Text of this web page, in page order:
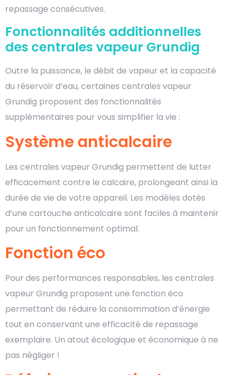
repassage consécutives.
Fonctionnalités additionnelles
des centrales vapeur Grundig
Outre la puissance, le débit de vapeur et la capacité
du réservoir d’eau, certaines centrales vapeur
Grundig proposent des fonctionnalités
supplémentaires pour vous simplifier la vie :
Système anticalcaire
Les centrales vapeur Grundig permettent de lutter
efficacement contre le calcaire, prolongeant ainsi la
durée de vie de votre appareil. Les modèles dotés
d’une cartouche anticalcaire sont faciles à maintenir
pour un fonctionnement optimal.
Fonction éco
Pour des performances responsables, les centrales
vapeur Grundig proposent une fonction éco
permettant de réduire la consommation d’énergie
tout en conservant une efficacité de repassage
exemplaire. Un atout écologique et économique à ne
pas négliger !